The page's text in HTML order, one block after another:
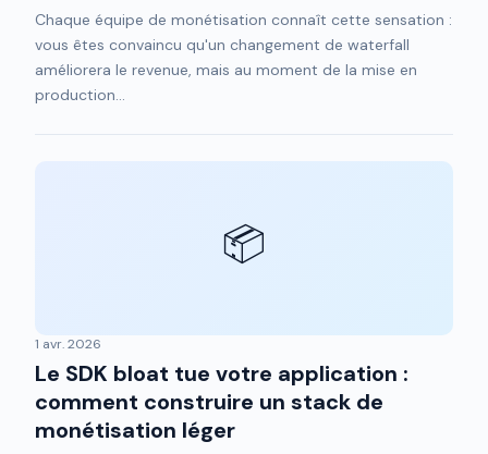
Chaque équipe de monétisation connaît cette sensation :
vous êtes convaincu qu'un changement de waterfall
améliorera le revenue, mais au moment de la mise en
production...
📦
1 avr. 2026
Le SDK bloat tue votre application :
comment construire un stack de
monétisation léger